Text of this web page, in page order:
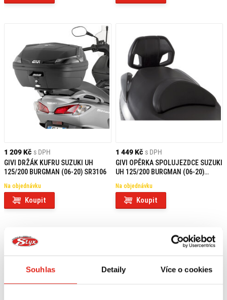
Souhlas Detaily Více o cookies
1 209 Kč s DPH
GIVI DRŽÁK KUFRU SUZUKI UH
125/200 BURGMAN (06-20) SR3106
Na objednávku
Koupit
1 449 Kč s DPH
GIVI OPĚRKA SPOLUJEZDCE SUZUKI
UH 125/200 BURGMAN (06-20)
Na objednávku
Koupit